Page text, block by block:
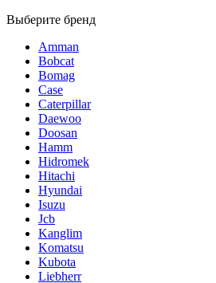
Выберите бренд
Amman
Bobcat
Bomag
Case
Caterpillar
Daewoo
Doosan
Hamm
Hidromek
Hitachi
Hyundai
Isuzu
Jcb
Kanglim
Komatsu
Kubota
Liebherr